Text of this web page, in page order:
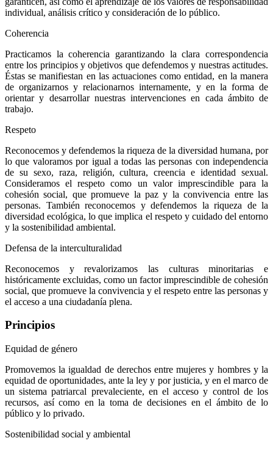
individual, análisis crítico y consideración de lo público.
Coherencia
Practicamos la coherencia garantizando la clara correspondencia
entre los principios y objetivos que defendemos y nuestras actitudes.
Éstas se manifiestan en las actuaciones como entidad, en la manera
de organizarnos y relacionarnos internamente, y en la forma de
orientar y desarrollar nuestras intervenciones en cada ámbito de
trabajo.
Respeto
Reconocemos y defendemos la riqueza de la diversidad humana, por
lo que valoramos por igual a todas las personas con independencia
de su sexo, raza, religión, cultura, creencia e identidad sexual.
Consideramos el respeto como un valor imprescindible para la
cohesión social, que promueve la paz y la convivencia entre las
personas. También reconocemos y defendemos la riqueza de la
diversidad ecológica, lo que implica el respeto y cuidado del entorno
y la sostenibilidad ambiental.
Defensa de la interculturalidad
Reconocemos y revalorizamos las culturas minoritarias e
históricamente excluidas, como un factor imprescindible de cohesión
social, que promueve la convivencia y el respeto entre las personas y
el acceso a una ciudadanía plena.
Principios
Equidad de género
Promovemos la igualdad de derechos entre mujeres y hombres y la
equidad de oportunidades, ante la ley y por justicia, y en el marco de
un sistema patriarcal prevaleciente, en el acceso y control de los
recursos, así como en la toma de decisiones en el ámbito de lo
público y lo privado.
Sostenibilidad social y ambiental